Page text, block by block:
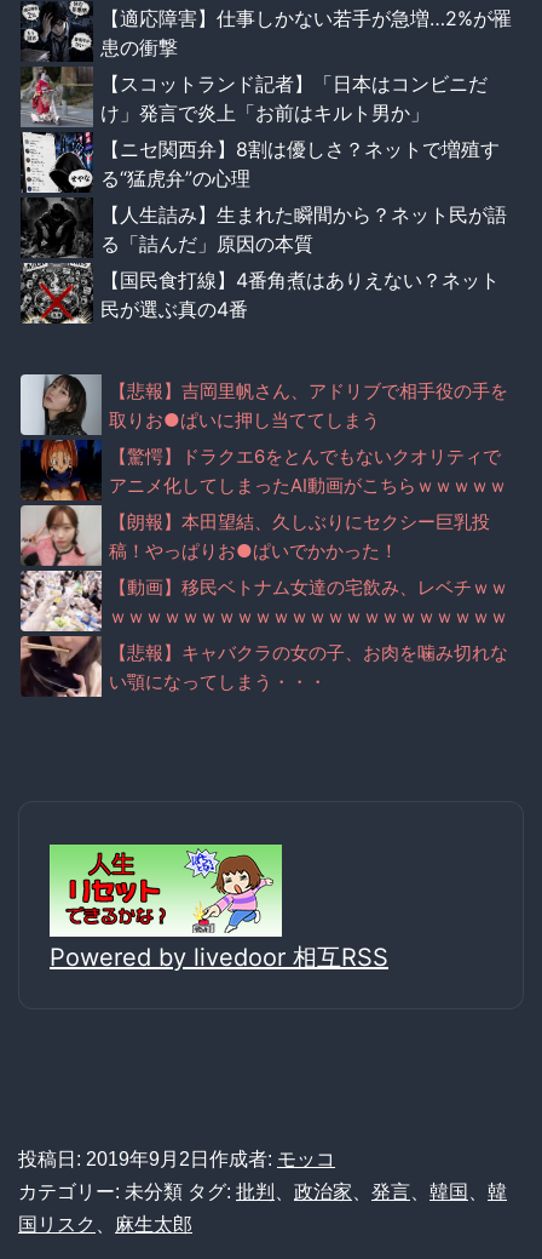
【適応障害】仕事しかない若手が急増…2%が罹
患の衝撃
【スコットランド記者】「日本はコンビニだ
け」発言で炎上「お前はキルト男か」
【ニセ関西弁】8割は優しさ？ネットで増殖す
る“猛虎弁”の心理
【人生詰み】生まれた瞬間から？ネット民が語
る「詰んだ」原因の本質
【国民食打線】4番角煮はありえない？ネット
民が選ぶ真の4番
【悲報】吉岡里帆さん、アドリブで相手役の手を
取りお●ぱいに押し当ててしまう
【驚愕】ドラクエ6をとんでもないクオリティで
アニメ化してしまったAI動画がこちらｗｗｗｗｗ
【朗報】本田望結、久しぶりにセクシー巨乳投
稿！やっぱりお●ぱいでかかった！
【動画】移民ベトナム女達の宅飲み、レベチｗｗ
ｗｗｗｗｗｗｗｗｗｗｗｗｗｗｗｗｗｗｗｗｗｗ
【悲報】キャバクラの女の子、お肉を噛み切れな
い顎になってしまう・・・
Powered by livedoor 相互RSS
投稿日: 2019年9月2日 作成者: モッコ
カテゴリー: 未分類 タグ: 批判 政治家 発言 韓国
韓
国リスク
麻生太郎